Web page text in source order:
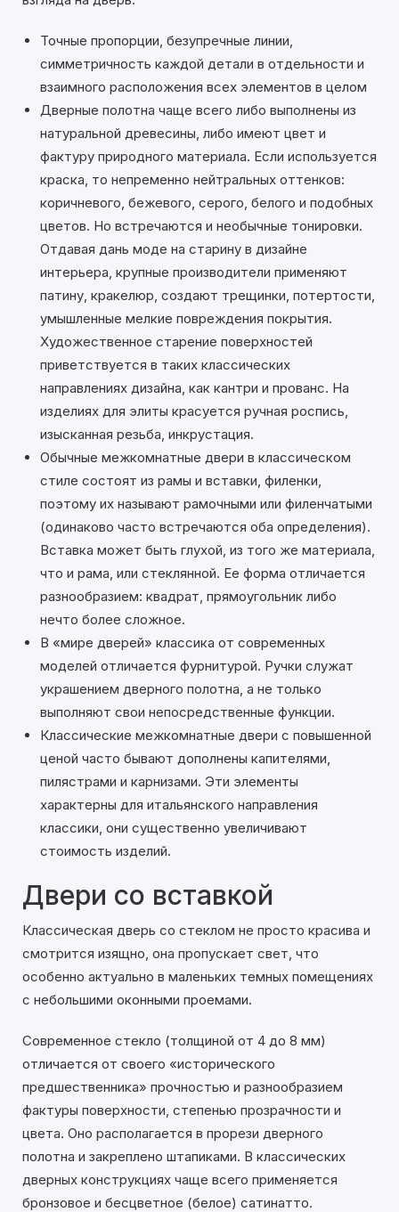
Точные пропорции, безупречные линии,
симметричность каждой детали в отдельности и
взаимного расположения всех элементов в целом
Дверные полотна чаще всего либо выполнены из
натуральной древесины, либо имеют цвет и
фактуру природного материала. Если используется
краска, то непременно нейтральных оттенков:
коричневого, бежевого, серого, белого и подобных
цветов. Но встречаются и необычные тонировки.
Отдавая дань моде на старину в дизайне
интерьера, крупные производители применяют
патину, кракелюр, создают трещинки, потертости,
умышленные мелкие повреждения покрытия.
Художественное старение поверхностей
приветствуется в таких классических
направлениях дизайна, как кантри и прованс. На
изделиях для элиты красуется ручная роспись,
изысканная резьба, инкрустация.
Обычные межкомнатные двери в классическом
стиле состоят из рамы и вставки, филенки,
поэтому их называют рамочными или филенчатыми
(одинаково часто встречаются оба определения).
Вставка может быть глухой, из того же материала,
что и рама, или стеклянной. Ее форма отличается
разнообразием: квадрат, прямоугольник либо
нечто более сложное.
В «мире дверей» классика от современных
моделей отличается фурнитурой. Ручки служат
украшением дверного полотна, а не только
выполняют свои непосредственные функции.
Классические межкомнатные двери с повышенной
ценой часто бывают дополнены капителями,
пилястрами и карнизами. Эти элементы
характерны для итальянского направления
классики, они существенно увеличивают
стоимость изделий.
Двери со вставкой
Классическая дверь со стеклом не просто красива и
смотрится изящно, она пропускает свет, что
особенно актуально в маленьких темных помещениях
с небольшими оконными проемами.
Современное стекло (толщиной от 4 до 8 мм)
отличается от своего «исторического
предшественника» прочностью и разнообразием
фактуры поверхности, степенью прозрачности и
цвета. Оно располагается в прорези дверного
полотна и закреплено штапиками. В классических
дверных конструкциях чаще всего применяется
бронзовое и бесцветное (белое) сатинатто.